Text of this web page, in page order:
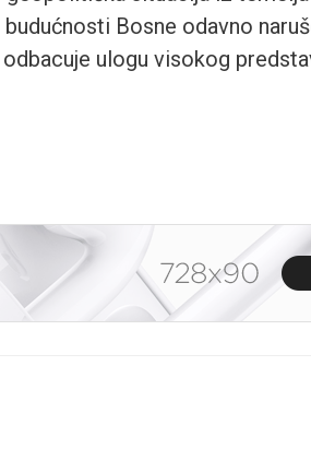
Bosne odavno
ulogu visokog